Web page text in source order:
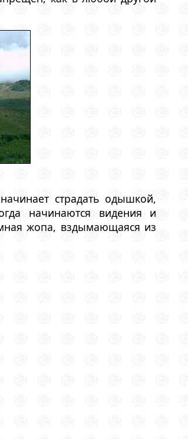
страдать одышкой,
начинаются видения и
жопа, вздымающаяся из